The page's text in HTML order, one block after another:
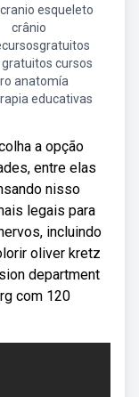
esqueleto
crânio
cursos
anatomía
educativas
a opção
entre elas
nisso
legais para
incluindo
oliver kretz
department
com 120